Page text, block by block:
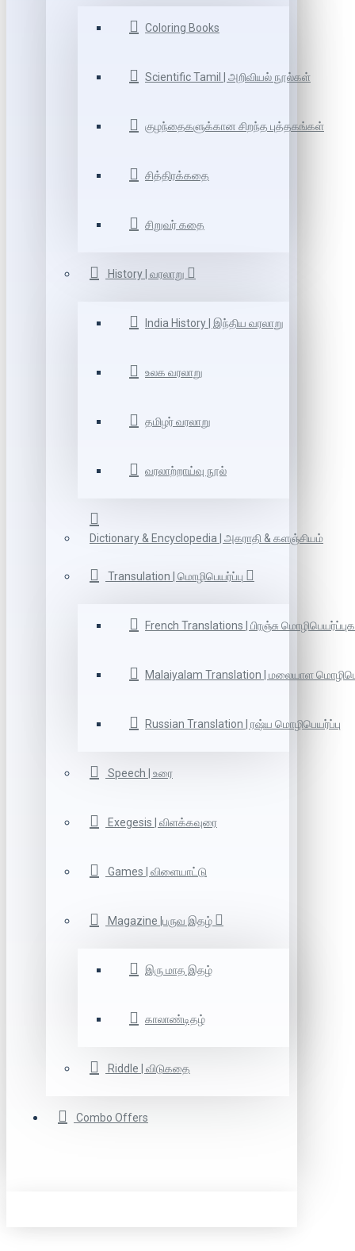
Coloring Books
Scientific Tamil | அறிவியல் நூல்கள்
குழந்தைகளுக்கான சிறந்த புத்தகங்கள்
சித்திரக்கதை
சிறுவர் கதை
History | வரலாறு
India History | இந்திய வரலாறு
உலக வரலாறு
தமிழர் வரலாறு
வரலாற்றாய்வு நூல்
Dictionary & Encyclopedia | அகராதி & களஞ்சியம்
Transulation | மொழிபெயர்ப்பு
French Translations | பிரஞ்சு
Malaiyalam Translation | மலையாள
Russian Translation | ரஷ்ய மொழிபெயர்ப்பு
Speech | உரை
Exegesis | விளக்கவுரை
Games | விளையாட்டு
Magazine |பருவ இதழ்
இரு மாத இதழ்
காலாண்டிதழ்
Riddle | விடுகதை
Combo Offers